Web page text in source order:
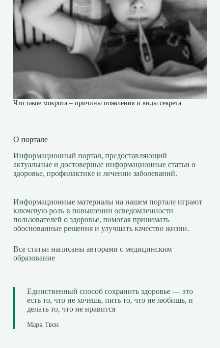
Что такое мокрота – причины появления и виды секрета
О портале
Информационный портал, предоставляющий
актуальные и достоверные информационные статьи о
здоровье, профилактике и лечении заболеваний.
Информационные материалы на нашем портале играют
ключевую роль в повышении осведомленности
пользователей о здоровье, помогая принимать
обоснованные решения и улучшать качество жизни.
Все статьи написаны авторами с медицинским
образование
Единственный способ сохранить здоровье — это
есть то, что не хочешь, пить то, что не любишь, и
делать то, что не нравится
Марк Твен